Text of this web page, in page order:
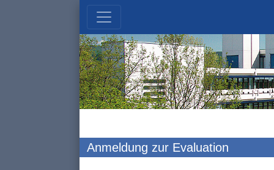
Anmeldung zur Evaluation